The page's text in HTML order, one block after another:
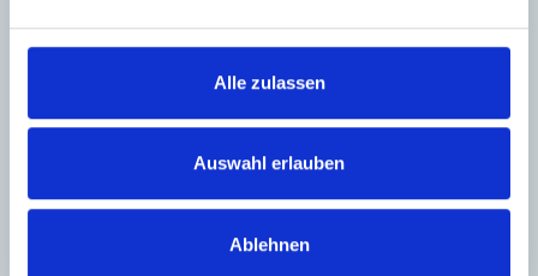
Alle zulassen
Auswahl erlauben
Ablehnen
Montag bis Freitag 09:00 - 18:00 Uhr
Termine nach Vereinbarung